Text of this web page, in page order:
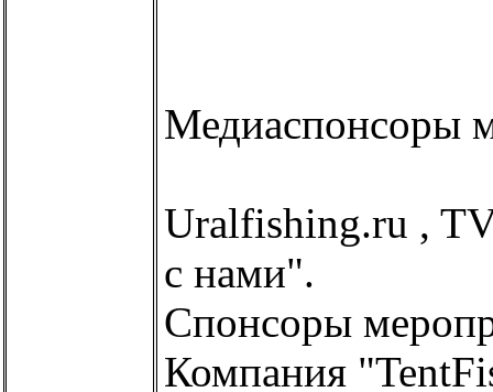
Медиаспонсоры
Uralfishing.ru ,
с нами".
Спонсоры
Компания